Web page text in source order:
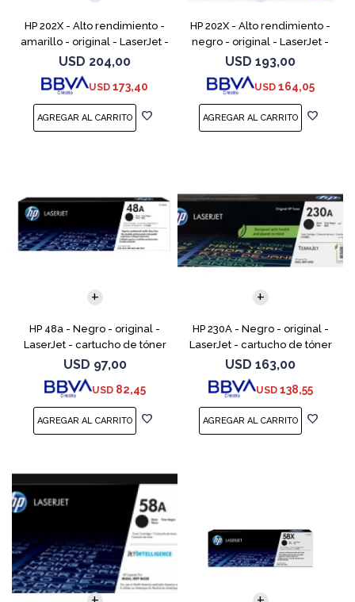
HP 202X - Alto rendimiento -
amarillo - original - LaserJet -
cartucho de tóner (CF502X) -
para Color LaserJet Pro
M254dw, M254n
USD 204,00
USD 173,40
HP 202X - Alto rendimiento -
negro - original - LaserJet -
cartucho de tóner (CF500X) -
para Color LaserJet Pro
M254dw, M254nw,
USD 193,00
USD 164,05
HP 48a - Negro - original -
LaserJet - cartucho de tóner
(CF248A) - para LaserJet Pro
M15a, MFP M28a, MFP M28w,
MFP M31w
USD 97,00
USD 82,45
HP 230A - Negro - original -
LaserJet - cartucho de tóner
(W2300A) - para Color
LaserJet Pro 4201, 4203, MFP
4301, MFP 4303
USD 163,00
USD 138,55